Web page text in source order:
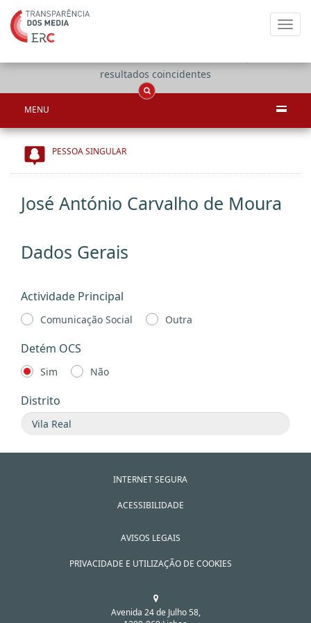
resultados coincidentes
MENU
PESSOA SINGULAR
José António Carvalho de Moura
Dados Gerais
Actividade Principal
Comunicação Social Outra
Detém OCS
Sim Não
Distrito
INTERNET SEGURA
ACESSIBILIDADE
AVISOS LEGAIS
PRIVACIDADE E UTILIZAÇÃO DE COOKIES
Avenida 24 de Julho 58,